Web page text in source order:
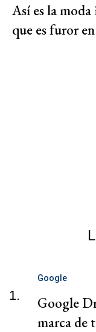
Así es la
que es furor
1.
Google
Google
marca de